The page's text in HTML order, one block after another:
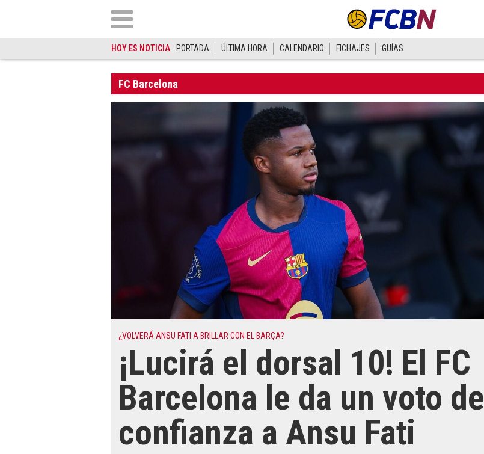
HOY ES NOTICIA PORTADA ÚLTIMA HORA CALENDARIO FICHAJES GUÍAS
FC Barcelona
¿VOLVERÁ ANSU FATI A BRILLAR CON EL BARÇA?
¡Lucirá el dorsal 10! El FC
Barcelona le da un voto de
confianza a Ansu Fati